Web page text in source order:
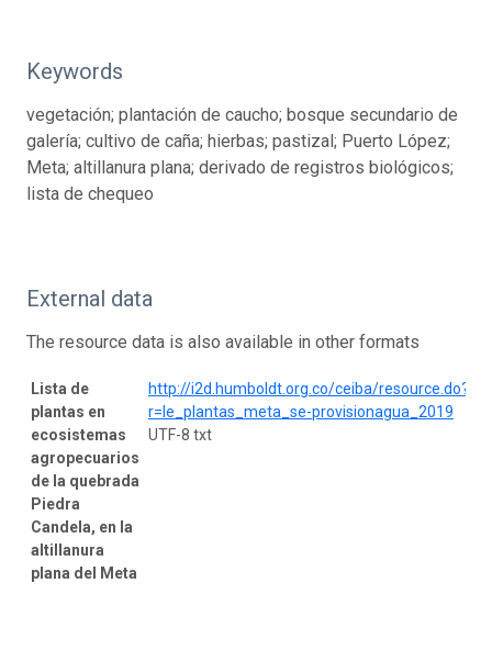
Keywords
vegetación; plantación de caucho; bosque secundario de
galería; cultivo de caña; hierbas; pastizal; Puerto López;
Meta; altillanura plana; derivado de registros biológicos;
lista de chequeo
External data
The resource data is also available in other formats
Lista de
plantas en
ecosistemas
agropecuarios
de la quebrada
Piedra
Candela, en la
altillanura
plana del Meta
http://i2d.humboldt.org.co/ceiba/resource.do?
r=le_plantas_meta_se-provisionagua_2019
UTF-8 txt